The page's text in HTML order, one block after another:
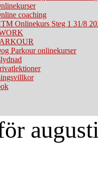
coaching
Onlinekurs Steg 1 31/8
Parkour onlinekurser
augusti